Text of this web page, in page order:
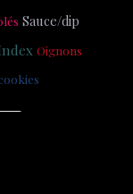
Sauce/dip
Oignons